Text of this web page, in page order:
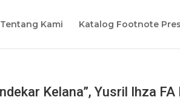
Tentang Kami Katalog Footnote
Kelana”, Yusril Ihza